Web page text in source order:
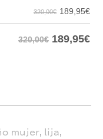
320,00€ 189,95€
320,00€ 189,95€
mujer, lija,